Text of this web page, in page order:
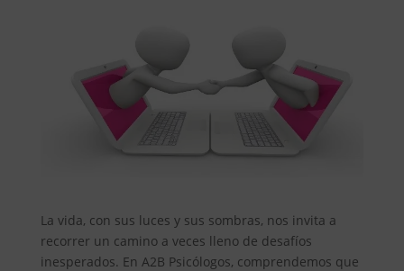
La vida, con sus luces y sus sombras, nos invita a
recorrer un camino a veces lleno de desafíos
inesperados. En A2B Psicólogos, comprendemos que